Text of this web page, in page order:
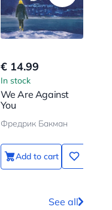
€ 14.99
In stock
We Are Against
You
Фредрик Бакман
Add to cart
See all